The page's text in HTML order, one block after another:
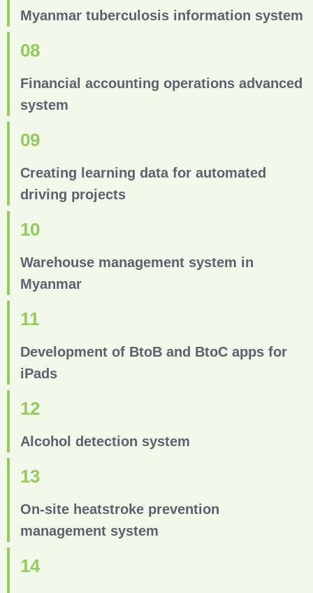
Myanmar tuberculosis information system
08
Financial accounting operations advanced
system
09
Creating learning data for automated
driving projects
10
Warehouse management system in
Myanmar
11
Development of BtoB and BtoC apps for
iPads
12
Alcohol detection system
13
On-site heatstroke prevention
management system
14